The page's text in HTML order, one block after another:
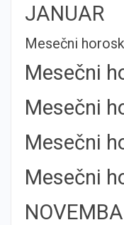
JANUAR
Mesečni
Mesečni
Mesečni
Mesečni
Mesečni